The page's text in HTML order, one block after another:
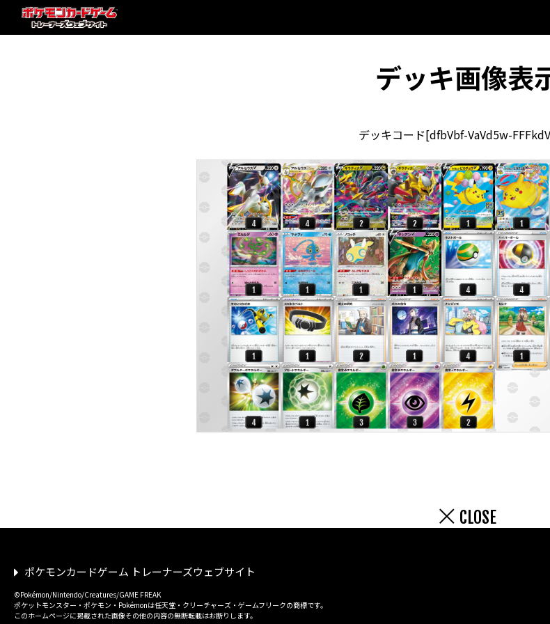
デッキ画像表
デッキコード[dfbVbf-VaVd5w-
CLOSE
ポケモンカードゲーム トレーナーズウェブサイト
©Pokémon/Nintendo/Creatures/GAME FREAK
ポケットモンスター・ポケモン・Pokémonは任天堂・クリーチャーズ・ゲームフリークの商標です。
このホームページに掲載された画像その他の内容の無断転載はお断りします。